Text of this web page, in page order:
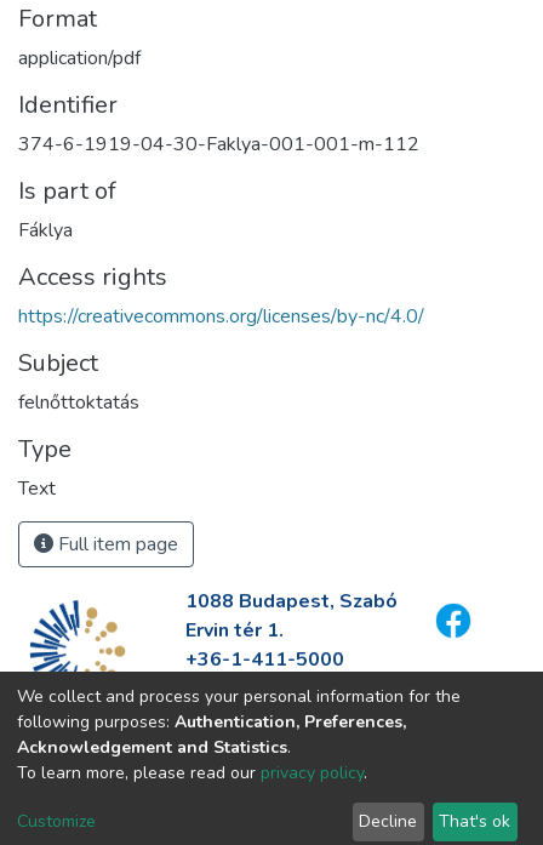
Format
application/pdf
Identifier
374-6-1919-04-30-Faklya-001-001-m-112
Is part of
Fáklya
Access rights
https://creativecommons.org/licenses/by-nc/4.0/
Subject
felnőttoktatás
Type
Text
Full item page
1088 Budapest, Szabó
Ervin tér 1.
+36-1-411-5000
info@fszek.hu
https://fszek.hu
We collect and process your personal information for the
following purposes: Authentication, Preferences,
Acknowledgement and Statistics.
To learn more, please read our privacy policy.
Customize Decline That's ok